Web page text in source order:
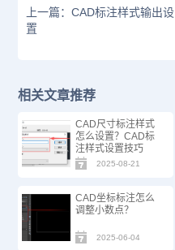
上一篇：CAD标注样式输出设
置
相关文章推荐
CAD尺寸标注样式
怎么设置？CAD标
注样式设置技巧
2025-08-21
CAD坐标标注怎么
调整小数点？
2025-06-04